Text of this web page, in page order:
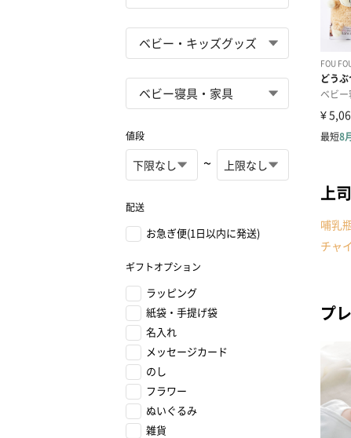
値段
~
配送
お急ぎ便(1日以内に発送)
ギフトオプション
ラッピング
紙袋・手提げ袋
名入れ
メッセージカード
のし
フラワー
ぬいぐるみ
雑貨
上
哺乳
チャ
プ